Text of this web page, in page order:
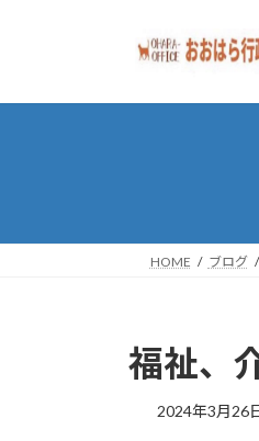
プ
動
HOME ブログ
福祉、
2024年3月26